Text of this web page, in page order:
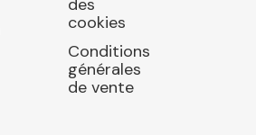
cookies
Conditions
générales
de vente